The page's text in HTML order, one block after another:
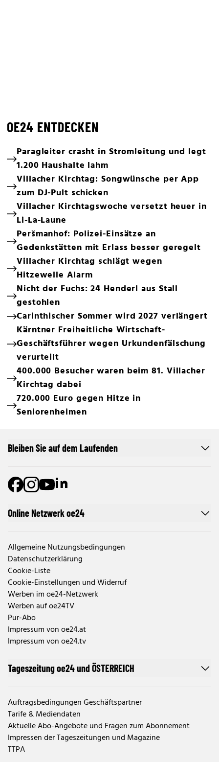
OE24 ENTDECKEN
Paragleiter crasht in Stromleitung und legt
1.200 Haushalte lahm
Villacher Kirchtag: Songwünsche per App
zum DJ-Pult schicken
Villacher Kirchtagswoche versetzt heuer in
Li-La-Laune
Peršmanhof: Polizei-Einsätze an
Gedenkstätten mit Erlass besser geregelt
Villacher Kirchtag schlägt wegen
Hitzewelle Alarm
Nicht der Fuchs: 24 Henderl aus Stall
gestohlen
Carinthischer Sommer wird 2027 verlängert
Kärntner Freiheitliche Wirtschaft-
Geschäftsführer wegen Urkundenfälschung
verurteilt
400.000 Besucher waren beim 81. Villacher
Kirchtag dabei
720.000 Euro gegen Hitze in
Seniorenheimen
Online Netzwerk oe24
Allgemeine Nutzungsbedingungen
Datenschutzerklärung
Cookie-Liste
Cookie-Einstellungen und Widerruf
Werben im oe24-Netzwerk
Werben auf oe24TV
Pur-Abo
Impressum von oe24.at
Impressum von oe24.tv
Tageszeitung oe24 und ÖSTERREICH
Auftragsbedingungen Geschäftspartner
Tarife & Mediendaten
Aktuelle Abo-Angebote und Fragen zum Abonnement
Impressen der Tageszeitungen und Magazine
TTPA
Bleiben Sie auf dem Laufenden